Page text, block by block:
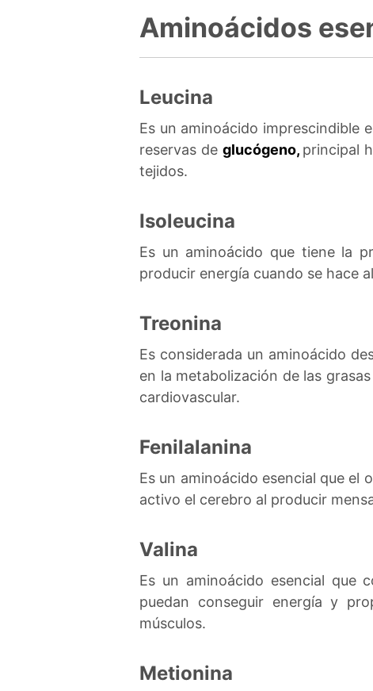
Aminoácidos
Leucina
Es un aminoácido imprescindible
reservas de glucógeno, principal
tejidos.
Isoleucina
Es un aminoácido que tiene la
producir energía cuando se hace
Treonina
Es considerada un aminoácido
en la metabolización de las
cardiovascular.
Fenilalanina
Es un aminoácido esencial que
activo el cerebro al producir
Valina
Es un aminoácido esencial que
puedan conseguir energía y
músculos.
Metionina